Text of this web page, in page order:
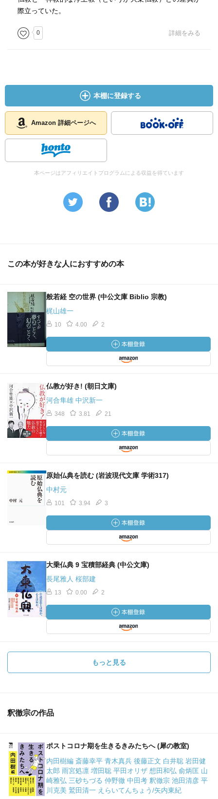
際立っていた。
0 詳細をみる
本棚に登録する
Amazon 詳細ページへ
本ページはアフィリエイトプログラムによる収益を得ています
この本が好きな人におすすめの本
般若経 空の世界 (中公文庫 Biblio 宗教)
梶山雄一
10 4.00 2
仏教が好き! (朝日文庫)
河合隼雄 中沢新一
348 3.81 21
原始仏典を読む (岩波現代文庫 学術317)
中村元
101 3.94 3
大乗仏典 9 宝積部経典 (中公文庫)
長尾雅人 桜部建
13 0.00 2
もっと見る
釈徹宗の作品
ポストコロナ期を生きるきみたちへ (犀の教室)
内田樹編 斎藤幸平 青木真兵 後藤正文 白井聡 岩田健
太郎 雨宮処凛 増田聡 平田オリザ 想田和弘 俞炳匡 山
崎雅弘 三砂ちづる 仲野徹 中田考 釈徹宗 池田清彦 平
川克美 鷲田清一 えらいてんちょう/矢内東紀